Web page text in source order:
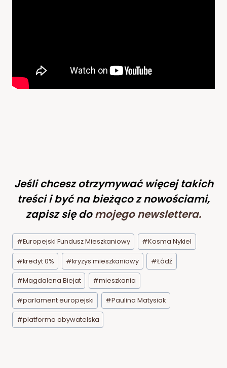
Jeśli chcesz otrzymywać więcej takich
treści i być na bieżąco z nowościami,
zapisz się do mojego newslettera.
Tagi
wpisu:
#Europejski Fundusz Mieszkaniowy #Kosma Nykiel
#kredyt 0% #kryzys mieszkaniowy #Łódź
#Magdalena Biejat #mieszkania
#parlament europejski #Paulina Matysiak
#platforma obywatelska